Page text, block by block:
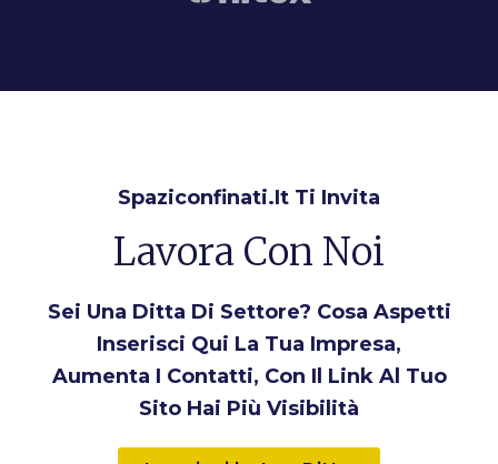
Spaziconfinati.it Ti Invita
Lavora Con Noi
Sei Una Ditta Di Settore? Cosa Aspetti
Inserisci Qui La Tua Impresa,
Aumenta I Contatti, Con Il Link Al Tuo
Sito Hai Più Visibilità